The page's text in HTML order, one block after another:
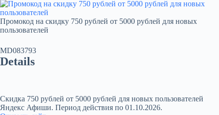
Промокод на скидку 750 рублей от 5000 рублей для новых
пользователей
MD083793
Details
Скидка 750 рублей от 5000 рублей для новых пользователей
Яндекс Афиши. Период действия по 01.10.2026.